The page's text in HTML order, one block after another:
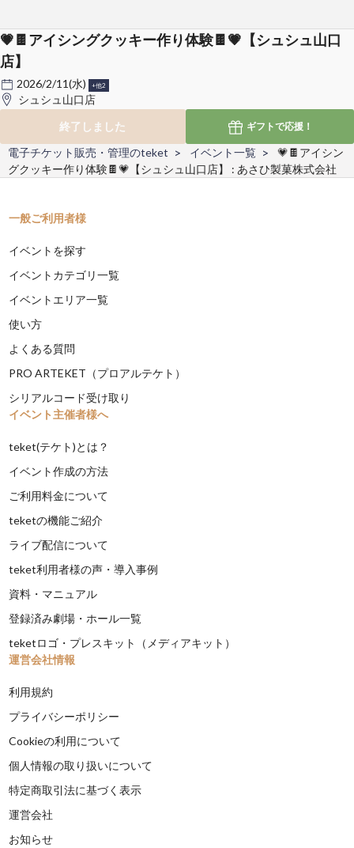
💗🍫アイシングクッキー作り体験🍫💗【シュシュ山口
店】
2026/2/11(水) +他2
シュシュ山口店
終了しました
ギフトで応援！
電子チケット販売・管理のteket イベント一覧
💗🍫アイシン
グクッキー作り体験🍫💗【シュシュ山口店】 : あさひ製菓株式会社
一般ご利用者様
イベントを探す
イベントカテゴリ一覧
イベントエリア一覧
使い方
よくある質問
PRO ARTEKET（プロアルテケト）
シリアルコード受け取り
イベント主催者様へ
teket(テケト)とは？
イベント作成の方法
ご利用料金について
teketの機能ご紹介
ライブ配信について
teket利用者様の声・導入事例
資料・マニュアル
登録済み劇場・ホール一覧
teketロゴ・プレスキット（メディアキット）
運営会社情報
利用規約
プライバシーポリシー
Cookieの利用について
個人情報の取り扱いについて
特定商取引法に基づく表示
運営会社
お知らせ